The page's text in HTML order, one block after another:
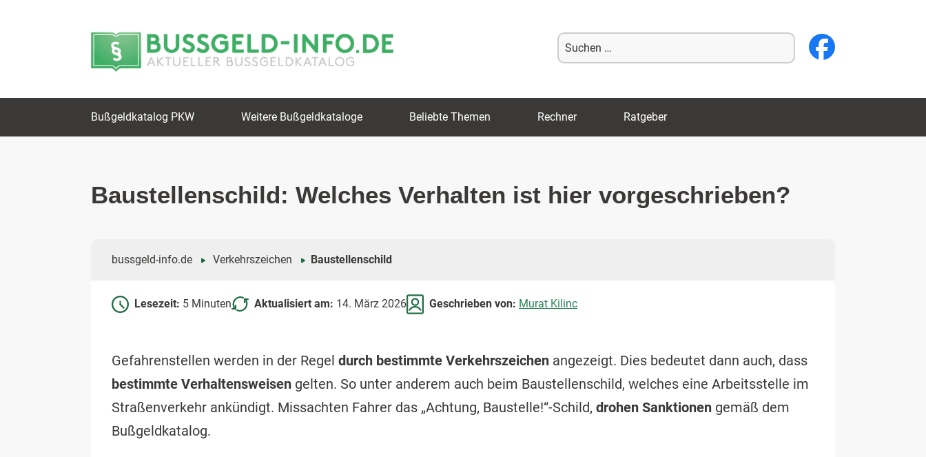
Suche
nach:
Bußgeldkatalog PKW Weitere Bußgeldkataloge Beliebte Themen Rechner Ratgeber
Baustellenschild: Welches Verhalten ist hier vorgeschrieben?
bussgeld-info.de Verkehrszeichen Baustellenschild
Lesezeit: 5 Minuten Aktualisiert am: 14. März 2026 Geschrieben von: Murat Kilinc
Gefahrenstellen werden in der Regel durch bestimmte Verkehrszeichen angezeigt. Dies bedeutet dann auch, dass
bestimmte Verhaltensweisen gelten. So unter anderem auch beim Baustellenschild, welches eine Arbeitsstelle im
Straßenverkehr ankündigt. Missachten Fahrer das „Achtung, Baustelle!“-Schild, drohen Sanktionen gemäß dem
Bußgeldkatalog.